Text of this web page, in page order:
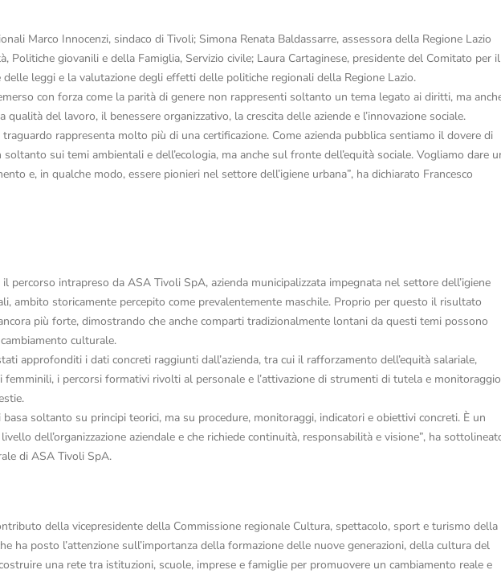
Marco Innocenzi, sindaco di Tivoli; Simona Renata Baldassarre, assessora della Regione Lazio
Politiche giovanili e della Famiglia, Servizio civile; Laura Cartaginese, presidente del Comitato per il
delle leggi e la valutazione degli effetti delle politiche regionali della Regione Lazio.
con forza come la parità di genere non rappresenti soltanto un tema legato ai diritti, ma
del lavoro, il benessere organizzativo, la crescita delle aziende e l’innovazione sociale.
rappresenta molto più di una certificazione. Come azienda pubblica sentiamo il dovere di
sui temi ambientali e dell’ecologia, ma anche sul fronte dell’equità sociale. Vogliamo dare
e, in qualche modo, essere pionieri nel settore dell’igiene urbana”, ha dichiarato Francesco
percorso intrapreso da ASA Tivoli SpA, azienda municipalizzata impegnata nel settore dell’igiene
ambito storicamente percepito come prevalentemente maschile. Proprio per questo il risultato
più forte, dimostrando che anche comparti tradizionalmente lontani da questi temi possono
culturale.
approfonditi i dati concreti raggiunti dall’azienda, tra cui il rafforzamento dell’equità salariale,
femminili, i percorsi formativi rivolti al personale e l’attivazione di strumenti di tutela e monitoraggio
basa soltanto su principi teorici, ma su procedure, monitoraggi, indicatori e obiettivi concreti. È un
dell’organizzazione aziendale e che richiede continuità, responsabilità e visione”, ha
di ASA Tivoli SpA.
della vicepresidente della Commissione regionale Cultura, spettacolo, sport e turismo della
ha posto l’attenzione sull’importanza della formazione delle nuove generazioni, della cultura del
una rete tra istituzioni, scuole, imprese e famiglie per promuovere un cambiamento reale e